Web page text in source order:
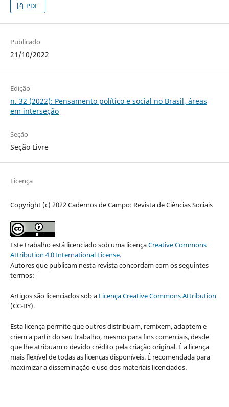
PDF
Publicado
21/10/2022
Edição
n. 32 (2022): Pensamento político e social no Brasil, áreas
em interseção
Seção
Seção Livre
Licença
Copyright (c) 2022 Cadernos de Campo: Revista de Ciências Sociais
Este trabalho está licenciado sob uma licençaCreative Commons
Attribution 4.0 International License.
Autores que publicam nesta revista concordam com os seguintes
termos:
Artigos são licenciados sob a Licença Creative Commons Attribution
(CC-BY).
Esta licença permite que outros distribuam, remixem, adaptem e
criem a partir do seu trabalho, mesmo para fins comerciais, desde
que lhe atribuam o devido crédito pela criação original. É a licença
mais flexível de todas as licenças disponíveis. É recomendada para
maximizar a disseminação e uso dos materiais licenciados.